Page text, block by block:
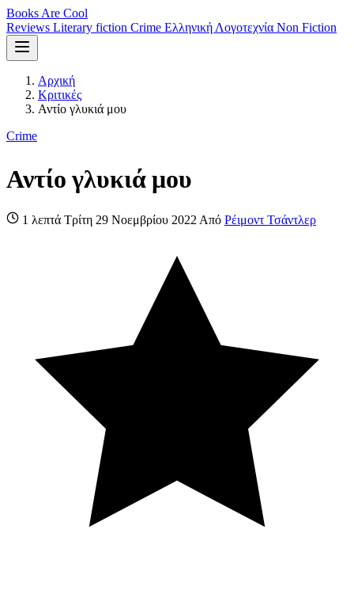
Books Are Cool
Reviews Literary fiction Crime Ελληνική Λογοτεχνία Non Fiction
Αρχική
Κριτικές
Αντίο γλυκιά μου
Crime
Αντίο γλυκιά μου
1 λεπτά Τρίτη 29 Νοεμβρίου 2022 Από Ρέιμοντ Τσάντλερ